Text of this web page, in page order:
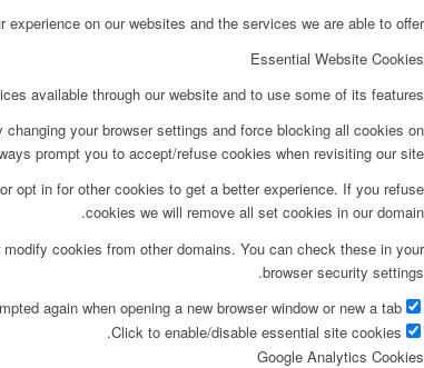
on our websites and the services we are able to offer.
Essential Website Cookies
available through our website and to use some of its features.
your browser settings and force blocking all cookies on
prompt you to accept/refuse cookies when revisiting our site.
opt in for other cookies to get a better experience. If you refuse
cookies we will remove all set cookies in our domain.
cookies from other domains. You can check these in your
browser security settings.
again when opening a new browser window or new a tab.
Click to enable/disable essential site cookies.
Google Analytics Cookies